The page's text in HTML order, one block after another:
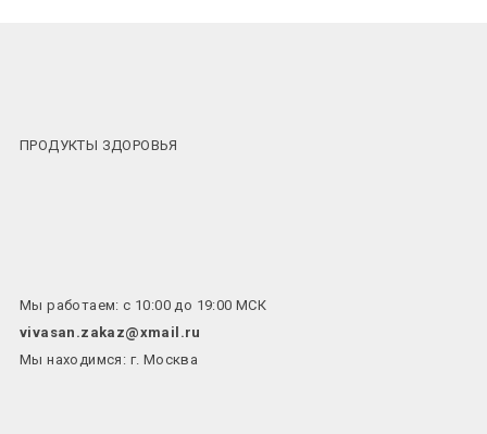
ПРОДУКТЫ ЗДОРОВЬЯ
Мы работаем: с 10:00 до 19:00 МСК
vivasan.zakaz@xmail.ru
Мы находимся: г. Москва